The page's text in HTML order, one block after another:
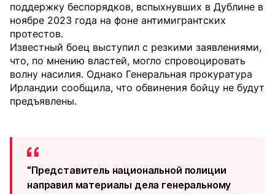
поддержку беспорядков, вспыхнувших в Дублине в
ноябре 2023 года на фоне антимигрантских
протестов.
Известный боец выступил с резкими заявлениями,
что, по мнению властей, могло спровоцировать
волну насилия. Однако Генеральная прокуратура
Ирландии сообщила, что обвинения бойцу не будут
предъявлены.
"Представитель национальной полиции
направил материалы дела генеральному